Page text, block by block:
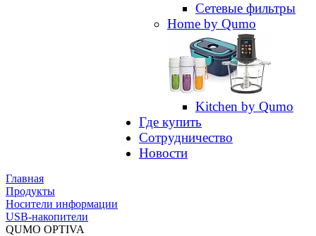
Сетевые фильтры
Home by Qumo
Kitchen by Qumo
Где купить
Сотрудничество
Новости
Главная
Продукты
Носители информации
USB-накопители
QUMO OPTIVA